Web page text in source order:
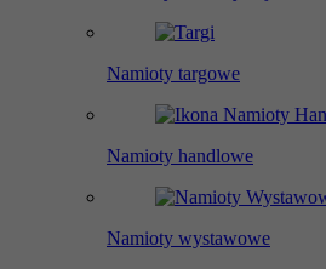
Namioty targowe
Namioty handlowe
Namioty wystawowe